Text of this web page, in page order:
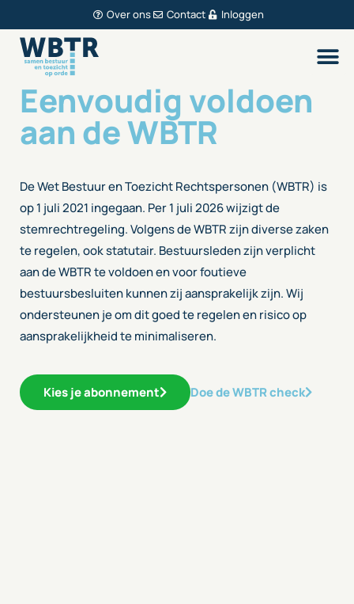
Over ons Contact Inloggen
Eenvoudig voldoen
aan de WBTR
De Wet Bestuur en Toezicht Rechtspersonen (WBTR) is
op 1 juli 2021 ingegaan. Per 1 juli 2026 wijzigt de
stemrechtregeling. Volgens de WBTR zijn diverse zaken
te regelen, ook statutair. Bestuursleden zijn verplicht
aan de WBTR te voldoen en voor foutieve
bestuursbesluiten kunnen zij aansprakelijk zijn. Wij
ondersteunen je om dit goed te regelen en risico op
aansprakelijkheid te minimaliseren.
Kies je abonnement Doe de WBTR check